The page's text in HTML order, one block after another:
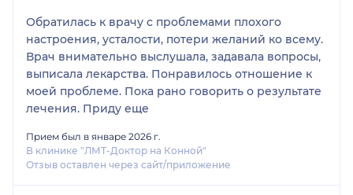
Обратилась к врачу с проблемами плохого
настроения, усталости, потери желаний ко всему.
Врач внимательно выслушала, задавала вопросы,
выписала лекарства. Понравилось отношение к
моей проблеме. Пока рано говорить о результате
лечения. Приду еще
Прием был в январе 2026 г.
В клинике "ЛМТ-Доктор на Конной"
Отзыв оставлен через сайт/приложение